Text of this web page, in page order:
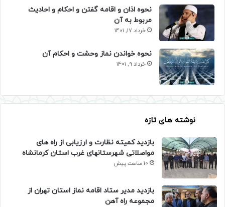
نحوه اذان و اقامه گفتن و احکام و احادیث
مربوط به آن
خرداد 17, 1401
نحوه خواندن نماز وحشت و احکام آن
خرداد 9, 1401
نوشته های تازه
بازدید کمیته نظارت و ارزیابی از راه های
مواصلاتی شهرستانهای غرب استان کرمانشاه
10 ساعت پیش
بازدید مدیر ستاد اقامه نماز استان تهران از
مجموعه راه آهن